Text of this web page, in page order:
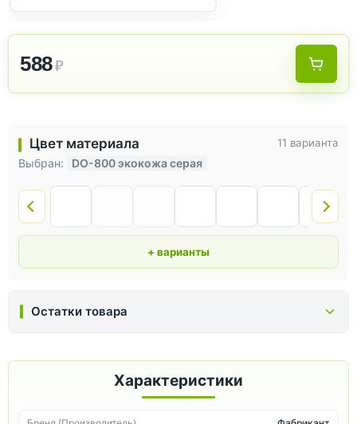
Цвет материала
Выбран: DO-800 экокожа серая
11 варианта
+ варианты
588₽
Остатки товара
Характеристики